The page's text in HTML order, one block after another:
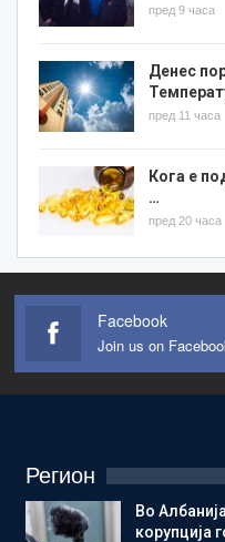
пред 9 часа
Денес
пред 11 часа
Кога е
…
пред 20 часа
Facebook
Join us on
Регион
Во
корупција